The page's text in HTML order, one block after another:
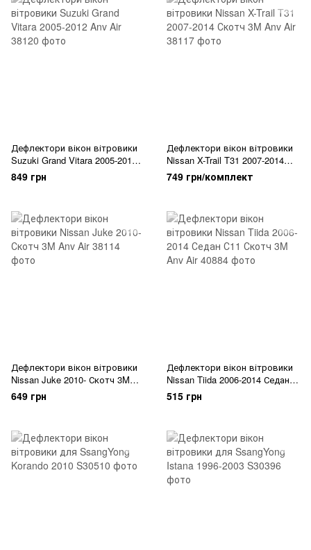
Дефлектори вікон вітровики
Suzuki Grand Vitara 2005-2012
Anv Air
849 грн
Дефлектори вікон вітровики
Nissan X-Trail T31 2007-2014
Скотч 3M Anv Air
749 грн/комплект
Дефлектори вікон вітровики
Nissan Juke 2010- Скотч 3M
Anv Air
649 грн
Дефлектори вікон вітровики
Nissan Tiida 2006-2014 Седан
С11 Скотч 3M Anv Air
515 грн